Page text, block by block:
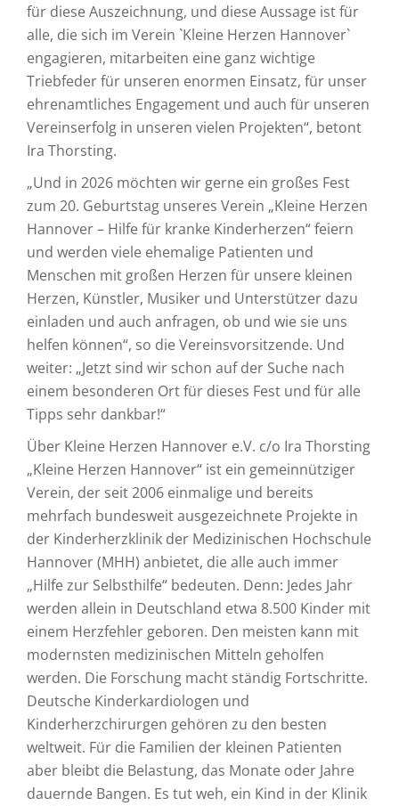
für diese Auszeichnung, und diese Aussage ist für
alle, die sich im Verein `Kleine Herzen Hannover`
engagieren, mitarbeiten eine ganz wichtige
Triebfeder für unseren enormen Einsatz, für unser
ehrenamtliches Engagement und auch für unseren
Vereinserfolg in unseren vielen Projekten“, betont
Ira Thorsting.
„Und in 2026 möchten wir gerne ein großes Fest
zum 20. Geburtstag unseres Verein „Kleine Herzen
Hannover – Hilfe für kranke Kinderherzen“ feiern
und werden viele ehemalige Patienten und
Menschen mit großen Herzen für unsere kleinen
Herzen, Künstler, Musiker und Unterstützer dazu
einladen und auch anfragen, ob und wie sie uns
helfen können“, so die Vereinsvorsitzende. Und
weiter: „Jetzt sind wir schon auf der Suche nach
einem besonderen Ort für dieses Fest und für alle
Tipps sehr dankbar!“
Über Kleine Herzen Hannover e.V. c/o Ira Thorsting
„Kleine Herzen Hannover“ ist ein gemeinnütziger
Verein, der seit 2006 einmalige und bereits
mehrfach bundesweit ausgezeichnete Projekte in
der Kinderherzklinik der Medizinischen Hochschule
Hannover (MHH) anbietet, die alle auch immer
„Hilfe zur Selbsthilfe“ bedeuten. Denn: Jedes Jahr
werden allein in Deutschland etwa 8.500 Kinder mit
einem Herzfehler geboren. Den meisten kann mit
modernsten medizinischen Mitteln geholfen
werden. Die Forschung macht ständig Fortschritte.
Deutsche Kinderkardiologen und
Kinderherzchirurgen gehören zu den besten
weltweit. Für die Familien der kleinen Patienten
aber bleibt die Belastung, das Monate oder Jahre
dauernde Bangen. Es tut weh, ein Kind in der Klinik